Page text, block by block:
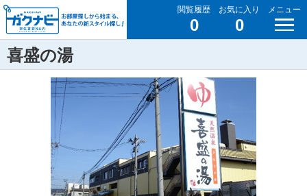
閲覧履歴
0
お気に入り
0
メニュー
喜盛の湯